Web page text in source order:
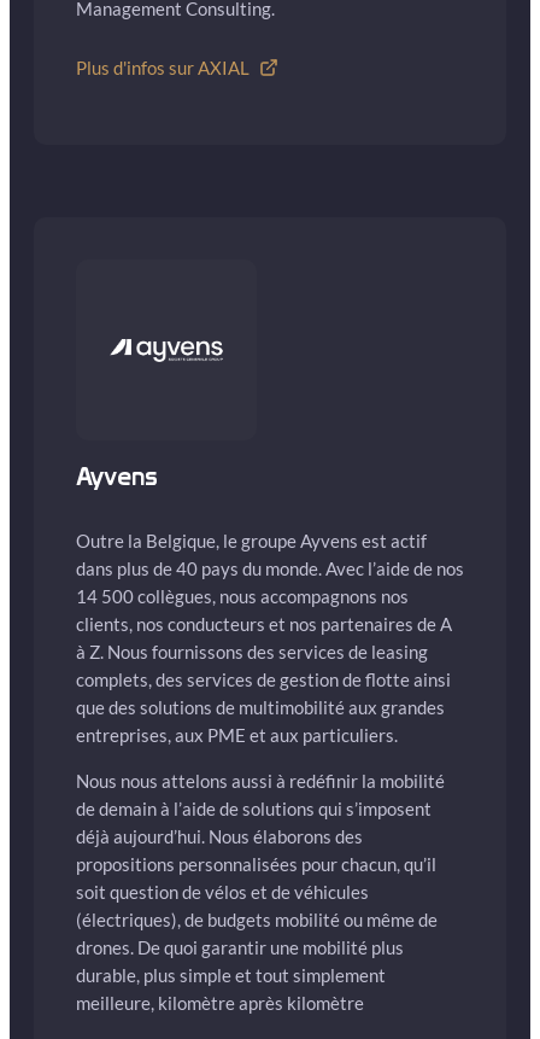
Management Consulting.
Plus d'infos sur AXIAL
Ayvens
Outre la Belgique, le groupe Ayvens est actif
dans plus de 40 pays du monde. Avec l’aide de nos
14 500 collègues, nous accompagnons nos
clients, nos conducteurs et nos partenaires de A
à Z. Nous fournissons des services de leasing
complets, des services de gestion de flotte ainsi
que des solutions de multimobilité aux grandes
entreprises, aux PME et aux particuliers.
Nous nous attelons aussi à redéfinir la mobilité
de demain à l’aide de solutions qui s’imposent
déjà aujourd’hui. Nous élaborons des
propositions personnalisées pour chacun, qu’il
soit question de vélos et de véhicules
(électriques), de budgets mobilité ou même de
drones. De quoi garantir une mobilité plus
durable, plus simple et tout simplement
meilleure, kilomètre après kilomètre